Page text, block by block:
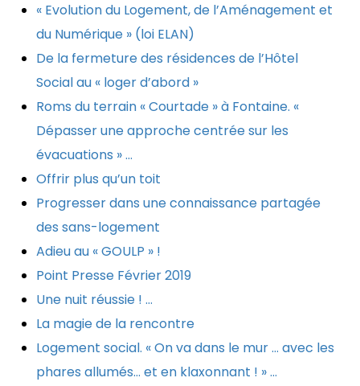
« Evolution du Logement, de l’Aménagement et
du Numérique » (loi ELAN)
De la fermeture des résidences de l’Hôtel
Social au « loger d’abord »
Roms du terrain « Courtade » à Fontaine. «
Dépasser une approche centrée sur les
évacuations » …
Offrir plus qu’un toit
Progresser dans une connaissance partagée
des sans-logement
Adieu au « GOULP » !
Point Presse Février 2019
Une nuit réussie ! …
La magie de la rencontre
Logement social. « On va dans le mur … avec les
phares allumés… et en klaxonnant ! » …